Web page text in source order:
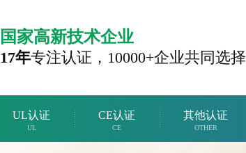
国家高新技术企业
17年专注认证， 10000+企业共同选择
UL认证
UL
CE认证
CE
其他认证
OTHER